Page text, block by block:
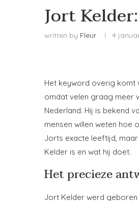
Jort
written by Fleur 4
Het keyword overig komt
omdat velen graag meer
Nederland. Hij is bekend
mensen willen weten hoe
Jorts exacte leeftijd,
Kelder is en wat hij doet.
Het precieze
Jort Kelder werd geboren